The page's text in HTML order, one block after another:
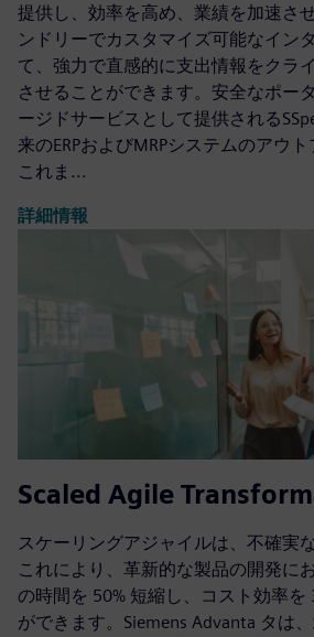
提供し、効率を高め、業績を加速さ
ンドリーでカスタマイズ可能なイン
て、強力で直感的に支出情報をクラ
させることができます。安全なポー
ージドサービスとして提供される
来のERPおよびMRPシステムのアウト
これま...
詳細情報
Scaled Agile
スケーリングアジャイルは、不確実
これにより、革新的な製品の開発に
の時間を 50% 短縮し、コスト効率を
ができます。Siemens Advanta タは